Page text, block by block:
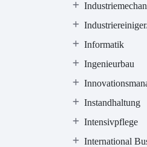
Informatik
Ingenieurbau
Instandhaltung
Intensivpflege
International